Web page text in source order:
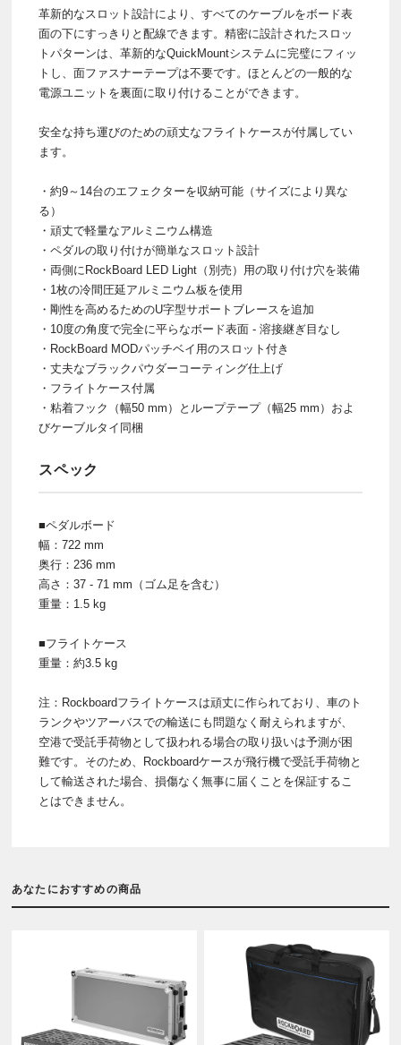
革新的なスロット設計により、すべてのケーブルをボード表
面の下にすっきりと配線できます。精密に設計されたスロッ
トパターンは、革新的なQuickMountシステムに完璧にフィッ
トし、面ファスナーテープは不要です。ほとんどの一般的な
電源ユニットを裏面に取り付けることができます。
安全な持ち運びのための頑丈なフライトケースが付属してい
ます。
・約9～14台のエフェクターを収納可能（サイズにより異な
る）
・頑丈で軽量なアルミニウム構造
・ペダルの取り付けが簡単なスロット設計
・両側にRockBoard LED Light（別売）用の取り付け穴を装備
・1枚の冷間圧延アルミニウム板を使用
・剛性を高めるためのU字型サポートブレースを追加
・10度の角度で完全に平らなボード表面 - 溶接継ぎ目なし
・RockBoard MODパッチベイ用のスロット付き
・丈夫なブラックパウダーコーティング仕上げ
・フライトケース付属
・粘着フック（幅50 mm）とループテープ（幅25 mm）およ
びケーブルタイ同梱
スペック
■ペダルボード
幅：722 mm
奥行：236 mm
高さ：37 - 71 mm（ゴム足を含む）
重量：1.5 kg
■フライトケース
重量：約3.5 kg
注：Rockboardフライトケースは頑丈に作られており、車のト
ランクやツアーバスでの輸送にも問題なく耐えられますが、
空港で受託手荷物として扱われる場合の取り扱いは予測が困
難です。そのため、Rockboardケースが飛行機で受託手荷物と
して輸送された場合、損傷なく無事に届くことを保証するこ
とはできません。
あなたにおすすめの商品